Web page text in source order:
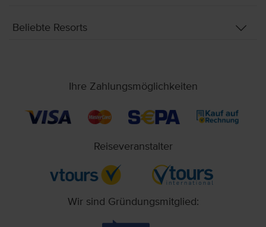
Beliebte Resorts
Ihre Zahlungsmöglichkeiten
Reiseveranstalter
Wir sind Gründungsmitglied: